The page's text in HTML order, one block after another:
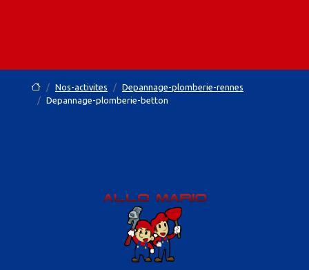
Nos-activites
Depannage-plomberie-rennes
Depannage-plomberie-betton